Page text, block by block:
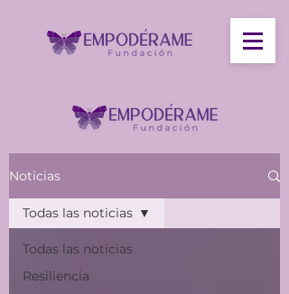
Noticias
Todas las noticias
Resiliencia
Todas las noticias